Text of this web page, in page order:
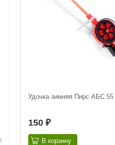
Удочка зимняя Пирс АБС
150 ₽
В корзину